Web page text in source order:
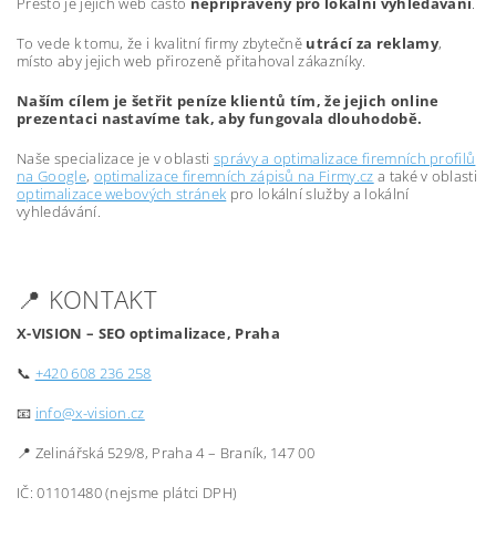
To vede k tomu, že i kvalitní firmy zbytečně utrácí za reklamy,
místo aby jejich web přirozeně přitahoval zákazníky.
Naším cílem je šetřit peníze klientů tím, že jejich online
prezentaci nastavíme tak, aby fungovala dlouhodobě.
Naše specializace je v oblasti správy a optimalizace firemních profilů
na Google, optimalizace firemních zápisů na Firmy.cz a také v oblasti
optimalizace webových stránek pro lokální služby a lokální
vyhledávání.
📍 KONTAKT
X-VISION – SEO optimalizace, Praha
📞 +420 608 236 258
📧 info@x-vision.cz
📍 Zelinářská 529/8, Praha 4 – Braník, 147 00
IČ: 01101480 (nejsme plátci DPH)